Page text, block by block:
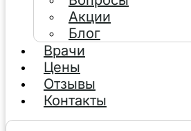
Акции
Блог
Врачи
Цены
Отзывы
Контакты